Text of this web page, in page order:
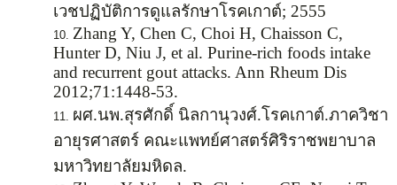
เวชปฏิบัติการดูแลรักษาโรคเกาต์; 2555
Zhang Y, Chen C, Choi H, Chaisson C,
Hunter D, Niu J, et al. Purine-rich foods intake
and recurrent gout attacks. Ann Rheum Dis
2012;71:1448-53.
ผศ.นพ.สุรศักดิ์ นิลกานุวงศ์.โรคเกาต์.ภาควิชา
อายุรศาสตร์ คณะแพทย์ศาสตร์ศิริราชพยาบาล
มหาวิทยาลัยมหิดล.